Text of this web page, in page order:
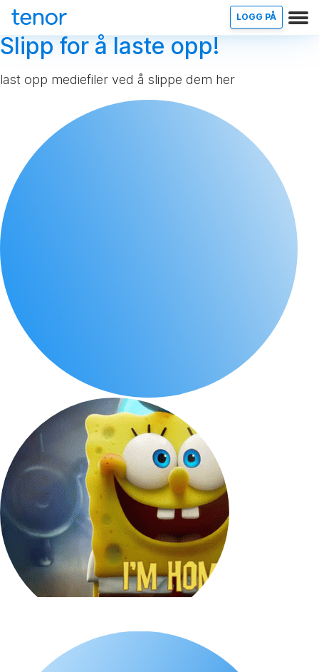
LOGG PÅ
Slipp for å laste opp!
last opp mediefiler ved å slippe dem her